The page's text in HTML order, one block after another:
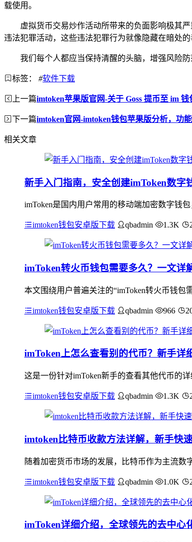
载使用。
虚拟货币交易炒作活动所带来的负面影响极其
违法犯罪活动，这些违法犯罪行为就像隐藏在暗处
我们每个人都应当保持清醒的头脑，增强风险
标签： #软件下载
上一篇imtoken苹果版官网-关于 Goss 提币至 im
下一篇imtoken官网-imtoken钱包苹果版分析，功
相关文章
新手入门指南，安全创建imToken数字
imToken是国内用户常用的移动端加密数字钱
imtoken钱包安卓版下载 qbadmin 1.3K
imToken转火币钱包需要多久？一文详
本文围绕用户普遍关注的“imToken转火币钱
imtoken钱包安卓版下载 qbadmin 966
imToken上怎么查看别的代币？新手详
这是一份针对imToken新手的查看其他代币的
imtoken钱包安卓版下载 qbadmin 1.3K
imtoken比特币收款方法详解，新手快
随着加密货币市场的发展，比特币作为主流数
imtoken钱包安卓版下载 qbadmin 1.0K
imToken详细介绍，全球领先的去中心